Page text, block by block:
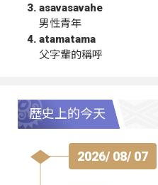
asavasavahe
男性青年
atamatama
父字輩的稱呼
歷史上的今天
2026/ 08/ 07